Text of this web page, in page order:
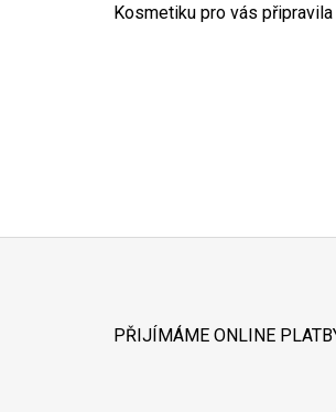
Kosmetiku pro vás
PŘIJÍMÁME ONLINE